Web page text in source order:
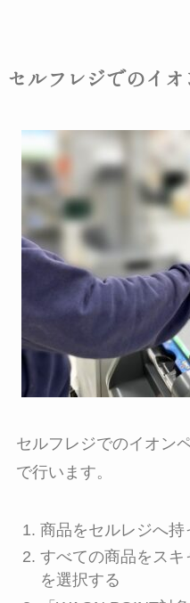
セルフレジでのイ
セルフレジでのイオン
で行います。
商品をセルレジへ
すべての商品をスキ
を選択する